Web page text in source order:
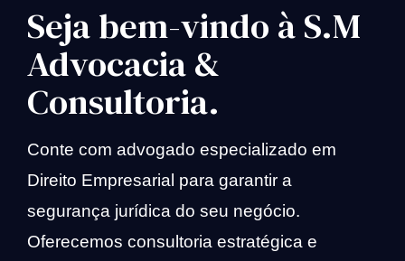
Seja bem-vindo à S.M
Advocacia &
Consultoria.
Conte com advogado especializado em
Direito Empresarial para garantir a
segurança jurídica do seu negócio.
Oferecemos consultoria estratégica e